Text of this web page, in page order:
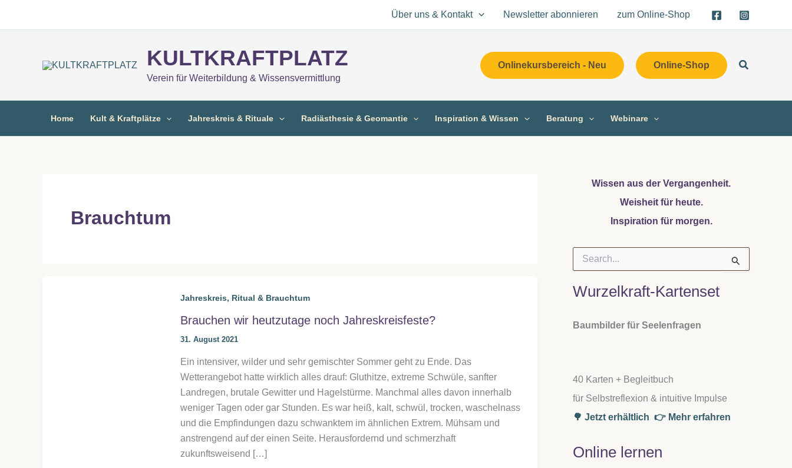
Über uns & Kontakt Newsletter abonnieren zum Online-Shop
KULTKRAFTPLATZ
Verein für Weiterbildung & Wissensvermittlung
Onlinekursbereich - Neu Online-Shop Suchen
Home Kult & Kraftplätze Jahreskreis & Rituale Radiästhesie & Geomantie Inspiration & Wissen Beratung Webinare
Brauchtum
Jahreskreis, Ritual & Brauchtum
Brauchen wir heutzutage noch Jahreskreisfeste?
31. August 2021
Ein intensiver, wilder und sehr gemischter Sommer geht zu Ende. Das
Wetterangebot hatte wirklich alles drauf: Gluthitze, extreme Schwüle, sanfter
Landregen, brutale Gewitter und Hagelstürme. Manchmal alles davon innerhalb
weniger Tagen oder gar Stunden. Es war heiß, kalt, schwül, trocken, waschelnass
und die Empfindungen dazu schwanktem im ähnlichen Extrem. Mühsam und
anstrengend auf der einen Seite. Herausfordernd und schmerzhaft
zukunftsweisend […]
Wissen aus der Vergangenheit.
Weisheit für heute.
Inspiration für morgen.
h
e
n
Wurzelkraft-Kartenset
Baumbilder für Seelenfragen
40 Karten + Begleitbuch
für Selbstreflexion & intuitive Impulse
🌳 Jetzt erhältlich 👉 Mehr erfahren
Online lernen